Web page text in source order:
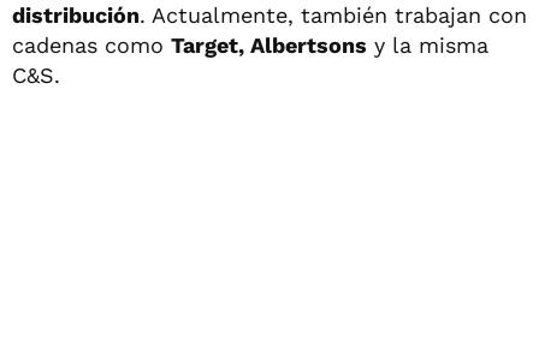
distribución. Actualmente, también trabajan con
cadenas como Target, Albertsons y la misma
C&S.